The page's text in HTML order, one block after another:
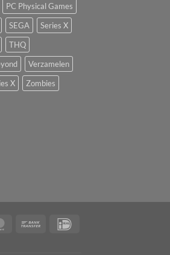
PC Physical Games
SEGA
Series X
THQ
Verzamelen
X Zombies